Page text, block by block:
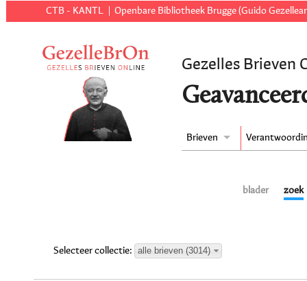
CTB - KANTL Openbare Bibliotheek Brugge (Guido
Gezelles Brieven
Brieven
blader zoek
Selecteer collectie: alle brieven (3014)